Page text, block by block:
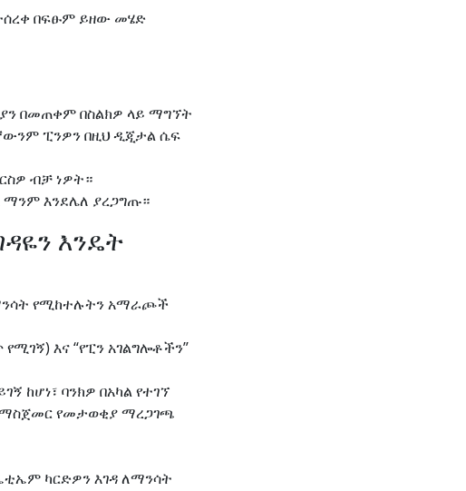
በፍፁም ይዘው መሄድ
በመጠቀም በስልክዎ ላይ ማግኘት
ፒንዎን በዚህ ዲጂታል ሴፍ
ብቻ ነዎት።
ማንም እንደሌለ ያረጋግጡ።
እንዴት
የሚከተሉትን አማራጮች
እና “የፒን አገልግሎቶችን”
ከሆነ፣ ባንክዎ በአካል የተገኘ
የመታወቂያ ማረጋገጫ
ካርድዎን እገዳ ለማንሳት